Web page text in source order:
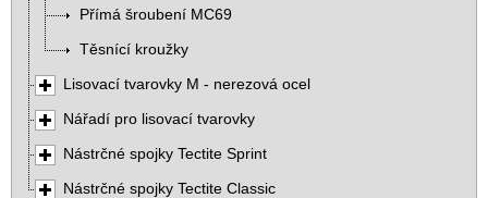
Přímá šroubení MC69
Těsnící kroužky
Lisovací tvarovky M - nerezová ocel
Nářadí pro lisovací tvarovky
Nástrčné spojky Tectite Sprint
Nástrčné spojky Tectite Classic